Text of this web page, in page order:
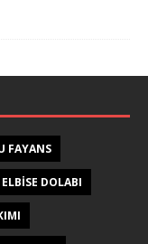
FAYANS
DOLABI